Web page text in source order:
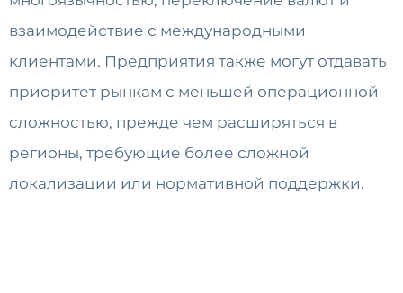
взаимодействие с международными
клиентами. Предприятия также могут отдавать
приоритет рынкам с меньшей операционной
сложностью, прежде чем расширяться в
регионы, требующие более сложной
локализации или нормативной поддержки.